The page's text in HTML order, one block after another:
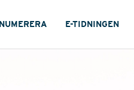
E-TIDNINGEN